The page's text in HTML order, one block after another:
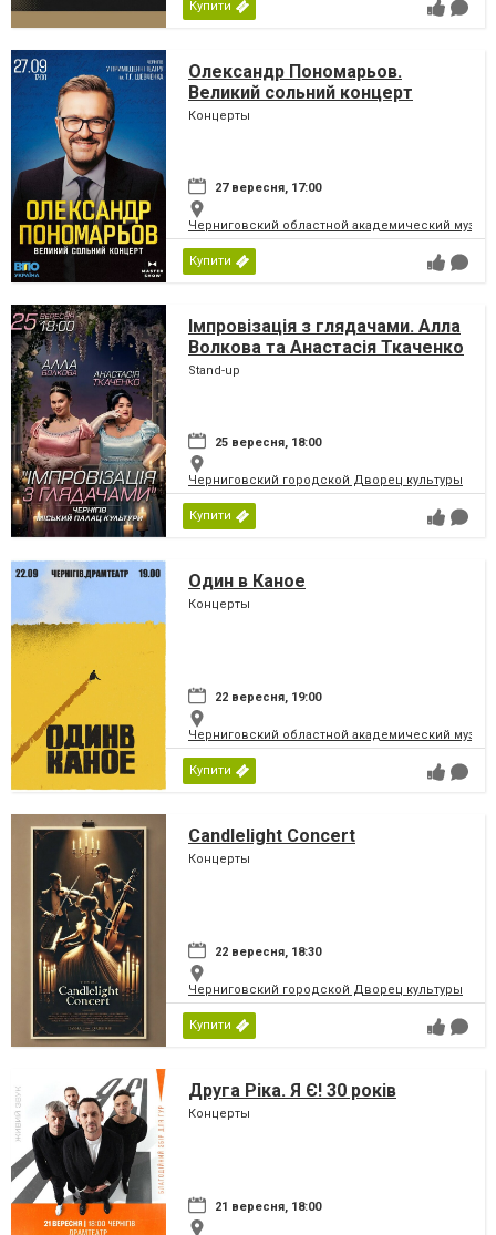
Купити
Олександр Пономарьов.
Великий сольний концерт
Концерты
27 вересня, 17:00
Черниговский областной академический
Купити
Імпровізація з глядачами. Алла
Волкова та Анастасія Ткаченко
Stand-up
25 вересня, 18:00
Черниговский городской Дворец культуры
Купити
Один в Каное
Концерты
22 вересня, 19:00
Черниговский областной академический
Купити
Candlelight Concert
Концерты
22 вересня, 18:30
Черниговский городской Дворец культуры
Купити
Друга Ріка. Я Є! 30 років
Концерты
21 вересня, 18:00